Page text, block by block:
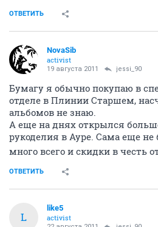
ОТВЕТИТЬ
NovaSib
activist
19 августа 2011 jessi_90
Бумагу я обычно покупаю в
отделе в Плинии Старшем,
альбомов не знаю.
А еще на днях открылся
рукоделия в Ауре. Сама еще не
много всего и скидки в честь
ОТВЕТИТЬ
L
like5
activist